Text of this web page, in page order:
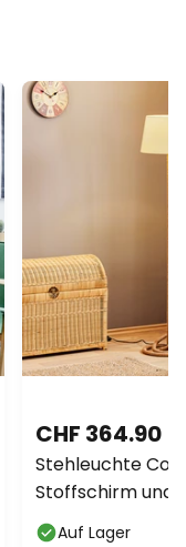
CHF 364.90
Stehleuchte
Stoffschirm und
Auf Lager